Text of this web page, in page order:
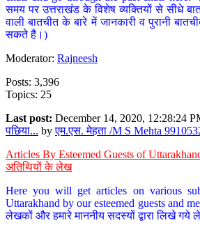
समय पर उत्तराखंड के विशेष व्यक्तियों से सीधे
वाली बातचीत के बारे में जानकारी व पुरानी
सकते है।)
Moderator: Rajneesh
Posts: 3,396
Topics: 25
Last post: December 14, 2020, 12:28:24
पछिया... byएम.एस. मेहता /M S Mehta
Articles By Esteemed Guests of
अतिथियों के लेख
Here you will get articles on various
Uttarakhand by our esteemed guests and
लेखकों और हमारे माननीय सदस्यों द्वारा लिखे गये